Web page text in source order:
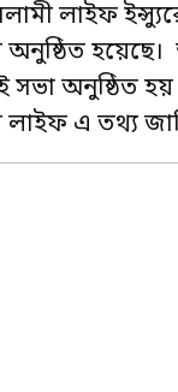
লাইফ
অনুষ্ঠিত
সভা অনুষ্ঠিত
লাইফ এ তথ্য